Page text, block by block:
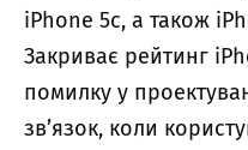
iPhone 5c, а також
Закриває рейтинг
помилку у
зв’язок, коли